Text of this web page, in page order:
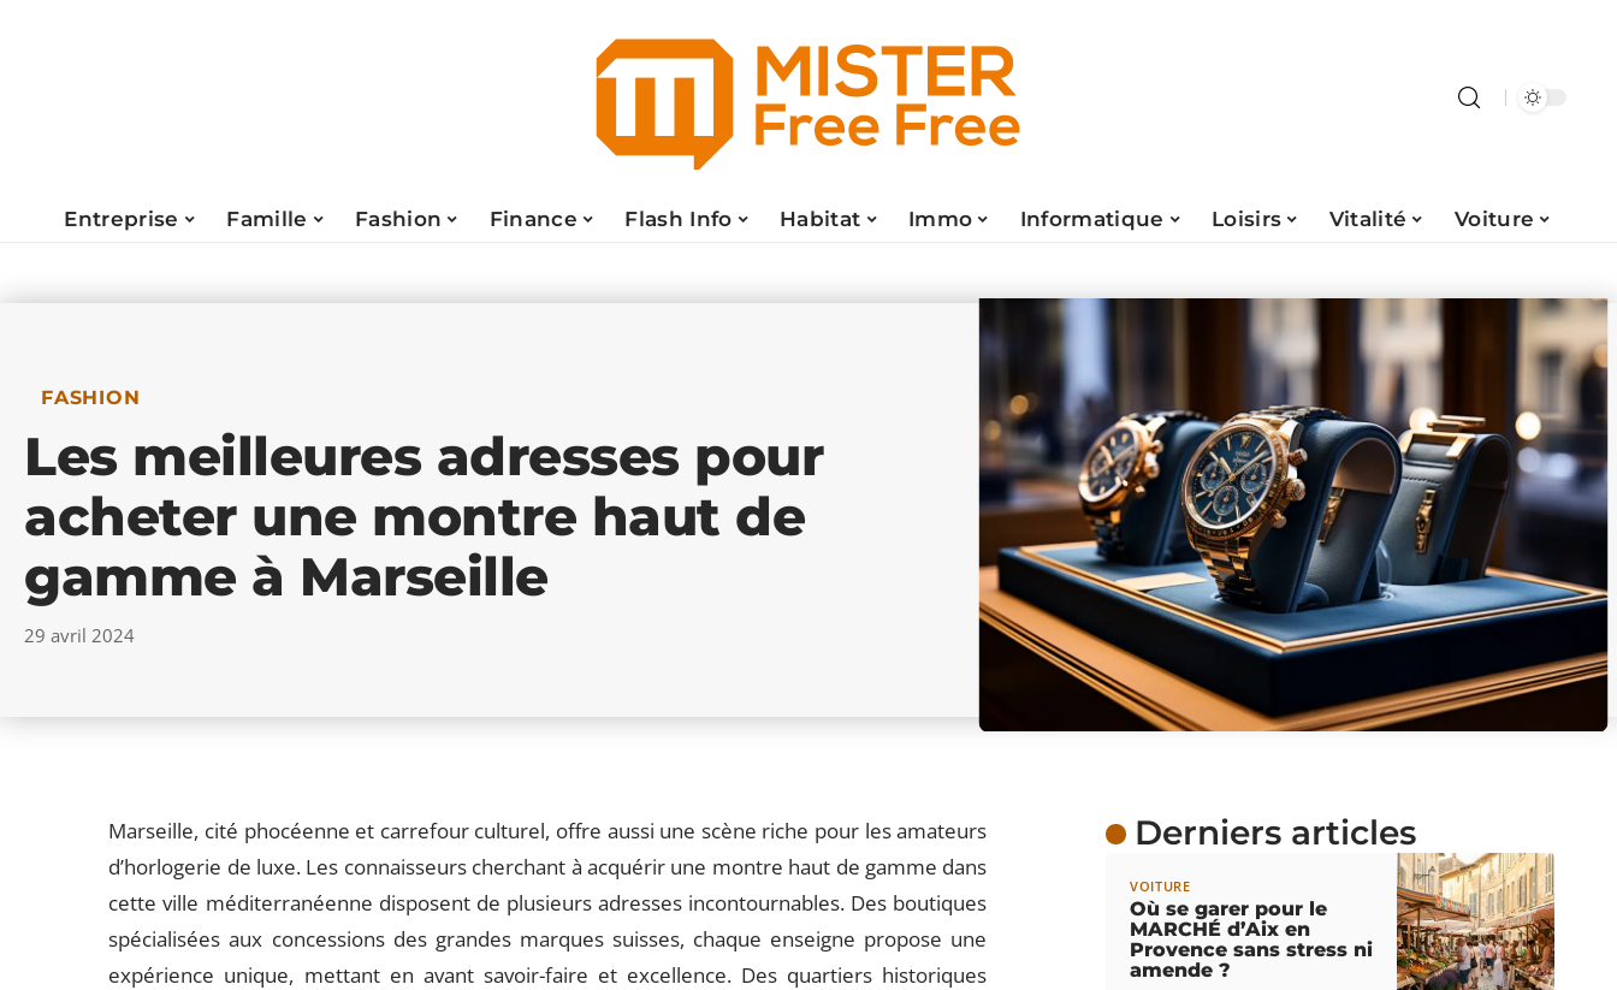
Entreprise Famille Fashion Finance Flash Info Habitat Immo Informatique Loisirs Vitalité Voiture
FASHION
Les meilleures adresses pour
acheter une montre haut de
gamme à Marseille
29 avril 2024
Marseille, cité phocéenne et carrefour culturel, offre aussi une scène riche pour les amateurs
d’horlogerie de luxe. Les connaisseurs cherchant à acquérir une montre haut de gamme dans
cette ville méditerranéenne disposent de plusieurs adresses incontournables. Des boutiques
spécialisées aux concessions des grandes marques suisses, chaque enseigne propose une
expérience unique, mettant en avant savoir-faire et excellence. Des quartiers historiques
Derniers articles
VOITURE
Où se garer pour le
MARCHÉ d’Aix en
Provence sans stress ni
amende ?